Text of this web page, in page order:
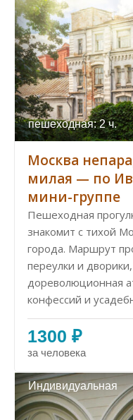
пешеходная: 2 ч.
Москва
милая — по
мини-группе
Пешеходная
знакомит с тихой
города. Маршрут
переулки и
дореволюционная
конфессий и
1300 ₽
за человека
Индивидуальная